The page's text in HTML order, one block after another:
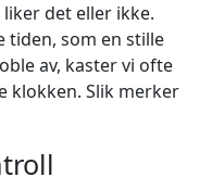
det eller ikke.
tiden, som en stille
av, kaster vi ofte
klokken. Slik merker